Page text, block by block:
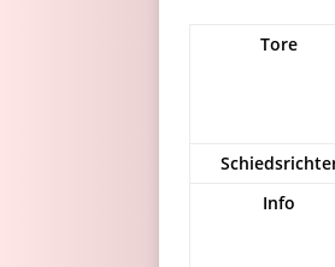
Tore
Info